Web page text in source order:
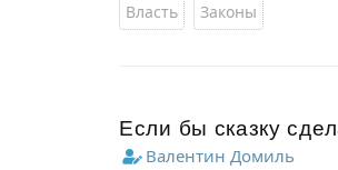
Власть Законы
Если бы сказку
Валентин Домиль